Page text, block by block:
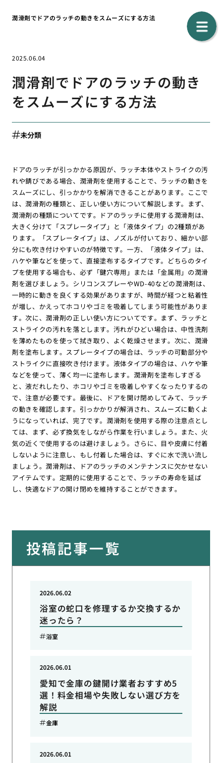
潤滑剤でドアのラッチの動きをスムーズにする方法
2025.06.04
潤滑剤でドアのラッチの動き
をスムーズにする方法
未分類
ドアのラッチが引っかかる原因が、ラッチ本体やストライクの汚
れや錆びである場合、潤滑剤を使用することで、ラッチの動きを
スムーズにし、引っかかりを解消できることがあります。ここで
は、潤滑剤の種類と、正しい使い方について解説します。まず、
潤滑剤の種類についてです。ドアのラッチに使用する潤滑剤は、
大きく分けて「スプレータイプ」と「液体タイプ」の2種類があ
ります。「スプレータイプ」は、ノズルが付いており、細かい部
分にも吹き付けやすいのが特徴です。一方、「液体タイプ」は、
ハケや筆などを使って、直接塗布するタイプです。どちらのタイ
プを使用する場合も、必ず「鍵穴専用」または「金属用」の潤滑
剤を選びましょう。シリコンスプレーやWD-40などの潤滑剤は、
一時的に動きを良くする効果がありますが、時間が経つと粘着性
が増し、かえってホコリやゴミを吸着してしまう可能性がありま
す。次に、潤滑剤の正しい使い方についてです。まず、ラッチと
ストライクの汚れを落とします。汚れがひどい場合は、中性洗剤
を薄めたものを使って拭き取り、よく乾燥させます。次に、潤滑
剤を塗布します。スプレータイプの場合は、ラッチの可動部分や
ストライクに直接吹き付けます。液体タイプの場合は、ハケや筆
などを使って、薄く均一に塗布します。潤滑剤を塗布しすぎる
と、液だれしたり、ホコリやゴミを吸着しやすくなったりするの
で、注意が必要です。最後に、ドアを開け閉めしてみて、ラッチ
の動きを確認します。引っかかりが解消され、スムーズに動くよ
うになっていれば、完了です。潤滑剤を使用する際の注意点とし
ては、まず、必ず換気をしながら作業を行いましょう。また、火
気の近くで使用するのは避けましょう。さらに、目や皮膚に付着
しないように注意し、もし付着した場合は、すぐに水で洗い流し
ましょう。潤滑剤は、ドアのラッチのメンテナンスに欠かせない
アイテムです。定期的に使用することで、ラッチの寿命を延ば
し、快適なドアの開け閉めを維持することができます。
投稿記事一覧
浴室の蛇口を修理するか交換するか
迷ったら？
2026.06.02
浴室
愛知で金庫の鍵開け業者おすすめ5
選！料金相場や失敗しない選び方を
解説
2026.06.01
金庫
2026.06.01